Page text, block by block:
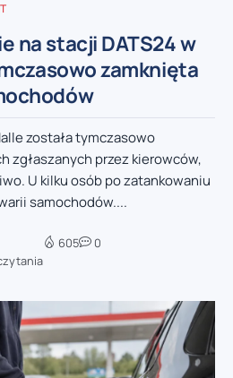
na stacji DATS24 w
zamknięta
została tymczasowo
zgłaszanych przez kierowców,
U kilku osób po zatankowaniu
samochodów....
605 0